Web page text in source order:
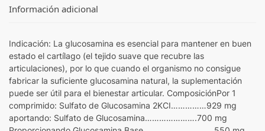
Información adicional
Indicación: La glucosamina es esencial para mantener en buen
estado el cartílago (el tejido suave que recubre las
articulaciones), por lo que cuando el organismo no consigue
fabricar la suficiente glucosamina natural, la suplementación
puede ser útil para el bienestar articular. ComposiciónPor 1
comprimido: Sulfato de Glucosamina 2KCI……………929 mg
aportando: Sulfato de Glucosamina………………….700 mg